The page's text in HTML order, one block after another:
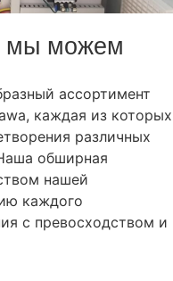
мы можем
ассортимент
каждая из которых
различных
обширная
нашей
каждого
с превосходством и